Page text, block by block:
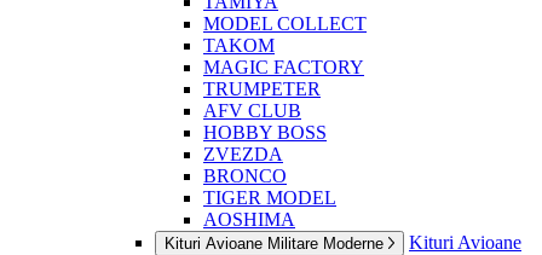
MODEL COLLECT
TAKOM
MAGIC FACTORY
TRUMPETER
AFV CLUB
HOBBY BOSS
ZVEZDA
BRONCO
TIGER MODEL
AOSHIMA
Kituri Avioane Militare Moderne
Kituri Avioane